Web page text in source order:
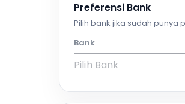
Preferensi Bank
Pilih bank jika sudah punya
Bank